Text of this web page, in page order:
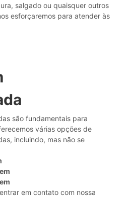
salgado ou quaisquer outros
esforçaremos para atender às
são fundamentais para
várias opções de
incluindo, mas não se
em contato com nossa